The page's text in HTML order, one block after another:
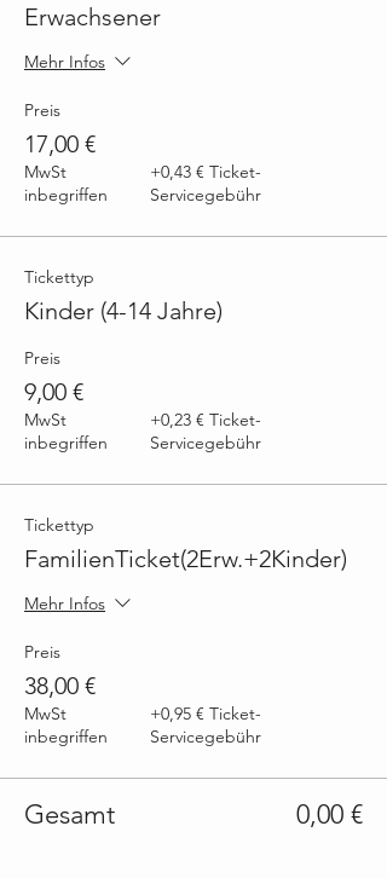
Erwachsener
Mehr Infos
Preis
17,00 €
MwSt
inbegriffen
+0,43 € Ticket-
Servicegebühr
Tickettyp
Kinder (4-14 Jahre)
Preis
9,00 €
MwSt
inbegriffen
+0,23 € Ticket-
Servicegebühr
Tickettyp
FamilienTicket(2Erw.+2Kinder)
Mehr Infos
Preis
38,00 €
MwSt
inbegriffen
+0,95 € Ticket-
Servicegebühr
Gesamt 0,00 €